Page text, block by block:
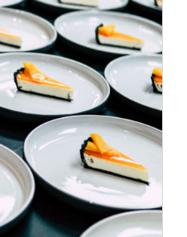
DETALLES